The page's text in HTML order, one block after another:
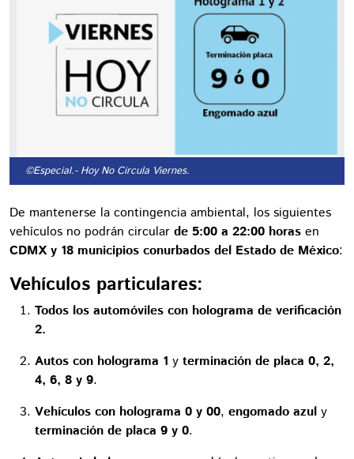
©Especial.- Hoy No Circula Viernes.
De mantenerse la contingencia ambiental, los siguientes
vehículos no podrán circular de 5:00 a 22:00 horas en
CDMX y 18 municipios conurbados del Estado de México:
Vehículos particulares:
Todos los automóviles con holograma de verificación
2.
Autos con holograma 1 y terminación de placa 0, 2,
4, 6, 8 y 9.
Vehículos con holograma 0 y 00, engomado azul y
terminación de placa 9 y 0.